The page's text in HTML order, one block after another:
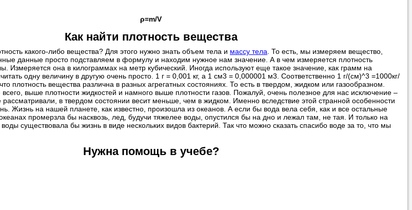
ρ=m/V
Как найти плотность вещества
какого-либо вещества? Для этого нужно знать объем тела и массу тела . То есть, мы измеряем вещество,
данные просто подставляем в формулу и находим нужное нам значение. А в чем измеряется плотность
Измеряется она в килограммах на метр кубический. Иногда используют еще такое значение, как грамм на
одну величину в другую очень просто. 1 г = 0,001 кг, а 1 см3 = 0,000001 м3. Соответственно 1 г/(см)^3 =1000кг/
плотность вещества различна в разных агрегатных состояниях. То есть в твердом, жидком или газообразном.
выше плотности жидкостей и намного выше плотности газов. Пожалуй, очень полезное для нас исключение –
рассматривали, в твердом состоянии весит меньше, чем в жидком. Именно вследствие этой странной особенности
Жизнь на нашей планете, как известно, произошла из океанов. А если бы вода вела себя, как и все остальные
промерзла бы насквозь, лед, будучи тяжелее воды, опустился бы на дно и лежал там, не тая. И только на
существовала бы жизнь в виде нескольких видов бактерий. Так что можно сказать спасибо воде за то, что мы
Нужна помощь в учебе?